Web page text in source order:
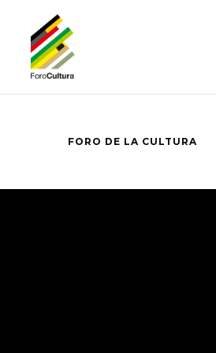
FORO DE LA CULTURA